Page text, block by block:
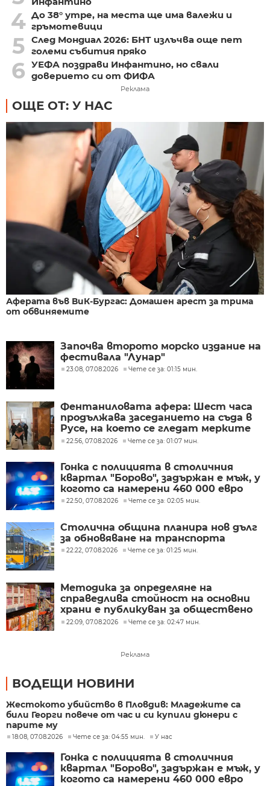
4 До 38° утре, на места ще има валежи и
гръмотевици
5 След Мондиал 2026: БНТ излъчва още пет
големи събития пряко
6 УЕФА поздрави Инфантино, но свали
доверието си от ФИФА
Реклама
ОЩЕ ОТ: У НАС
Аферата във ВиК-Бургас: Домашен арест за трима
от обвиняемите
Започва второто морско издание на
фестивала "Лунар"
23:08, 07.08.2026 Чете се за: 01:15 мин.
Фентаниловата афера: Шест часа
продължава заседанието на съда в
Русе, на което се гледат мерките
на задържаните
22:56, 07.08.2026 Чете се за: 01:07 мин.
Гонка с полицията в столичния
квартал "Борово", задържан е мъж, у
когото са намерени 460 000 евро
22:50, 07.08.2026 Чете се за: 02:05 мин.
Столична община планира нов дълг
за обновяване на транспорта
22:22, 07.08.2026 Чете се за: 01:25 мин.
Методика за определяне на
справедлива стойност на основни
храни е публикуван за обществено
обсъждане
22:09, 07.08.2026 Чете се за: 02:47 мин.
Реклама
ВОДЕЩИ НОВИНИ
Жестокото убийство в Пловдив: Младежите са
били Георги повече от час и си купили дюнери с
парите му
18:08, 07.08.2026 Чете се за: 04:55 мин. У нас
Гонка с полицията в столичния
квартал "Борово", задържан е мъж, у
когото са намерени 460 000 евро